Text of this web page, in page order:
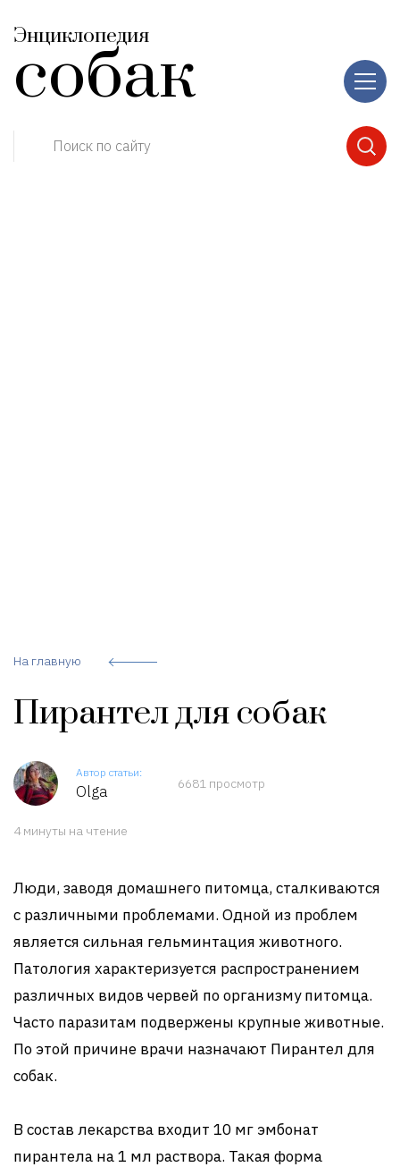
Энциклопедия
собак
Поиск по сайту
На главную
Пирантел для собак
Автор статьи:
Olga 6681 просмотр
4 минуты на чтение
Люди, заводя домашнего питомца, сталкиваются
с различными проблемами. Одной из проблем
является сильная гельминтация животного.
Патология характеризуется распространением
различных видов червей по организму питомца.
Часто паразитам подвержены крупные животные.
По этой причине врачи назначают Пирантел для
собак.
В состав лекарства входит 10 мг эмбонат
пирантела на 1 мл раствора. Такая форма